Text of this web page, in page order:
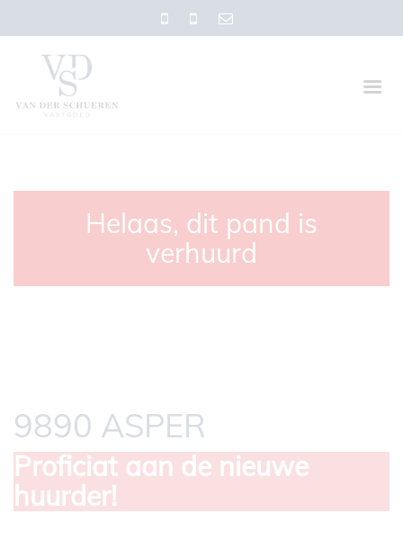
Helaas, dit pand is
verhuurd
9890 ASPER
Proficiat aan de nieuwe
huurder!